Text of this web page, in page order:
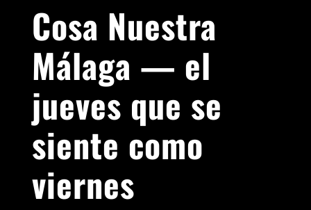
Cosa Nuestra
Málaga — el
jueves que se
siente como
viernes